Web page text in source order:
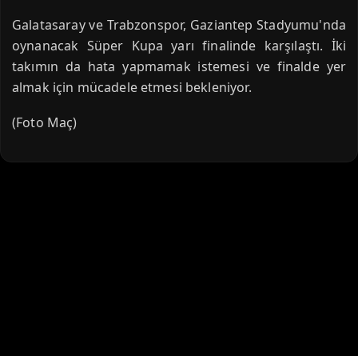
Galatasaray ve Trabzonspor, Gaziantep Stadyumu'nda
oynanacak Süper Kupa yarı finalinde karşılaştı. İki
takımın da hata yapmamak istemesi ve finalde yer
almak için mücadele etmesi bekleniyor.
(Foto Maç)